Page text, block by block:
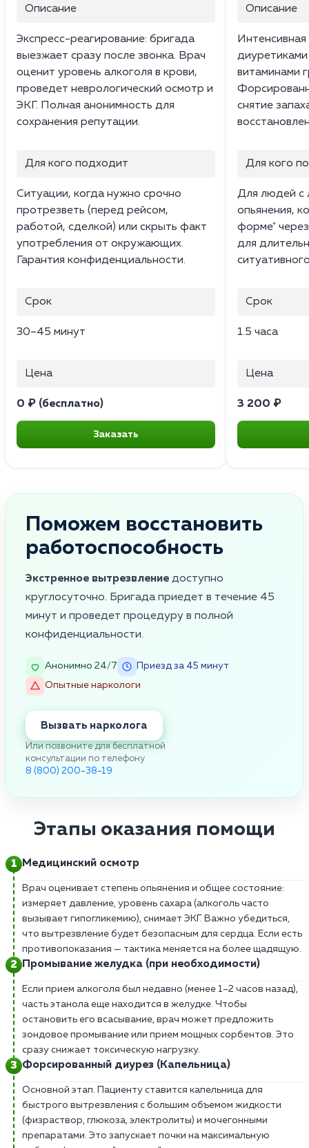
Описание
Экспресс-реагирование: бригада
выезжает сразу после звонка. Врач
оценит уровень алкоголя в крови,
проведет неврологический осмотр и
ЭКГ. Полная анонимность для
сохранения репутации.
Для кого подходит
Ситуации, когда нужно срочно
протрезветь (перед рейсом,
работой, сделкой) или скрыть факт
употребления от окружающих.
Гарантия конфиденциальности.
Срок
30–45 минут
Цена
0 ₽ (бесплатно)
Заказать
Описание
витаминами
снятие
Для кого
Для людей с
опьянения,
форме"
для
Срок
1.5 часа
Цена
3 200 ₽
Поможем восстановить
работоспособность
Экстренное вытрезвление доступно
круглосуточно. Бригада приедет в течение 45
минут и проведет процедуру в полной
конфиденциальности.
Анонимно 24/7
Приезд за 45 минут
Опытные наркологи
Вызвать нарколога
Или позвоните для бесплатной
консультации по телефону
8 (800) 200-38-19
Этапы оказания помощи
Медицинский осмотр
Врач оценивает степень опьянения и общее состояние:
измеряет давление, уровень сахара (алкоголь часто
вызывает гипогликемию), снимает ЭКГ. Важно убедиться,
что вытрезвление будет безопасным для сердца. Если есть
противопоказания — тактика меняется на более щадящую.
Промывание желудка (при необходимости)
Если прием алкоголя был недавно (менее 1–2 часов назад),
часть этанола еще находится в желудке. Чтобы
остановить его всасывание, врач может предложить
зондовое промывание или прием мощных сорбентов. Это
сразу снижает токсическую нагрузку.
Форсированный диурез (Капельница)
Основной этап. Пациенту ставится капельница для
быстрого вытрезвления с большим объемом жидкости
(физраствор, глюкоза, электролиты) и мочегонными
препаратами. Это запускает почки на максимальную